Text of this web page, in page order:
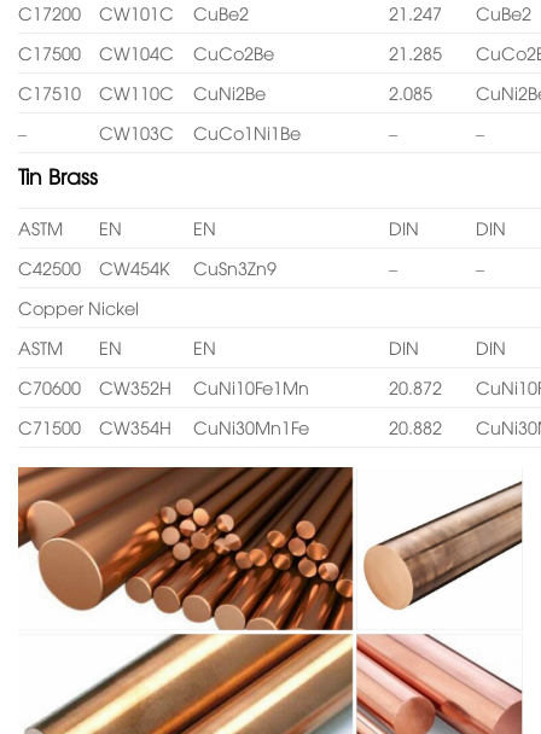
C17200
CW101C CuBe2 21.247
CuBe2
C17500
CW104C CuCo2Be 21.285
C17510
CW110C CuNi2Be 2.085
–
CW103C CuCo1Ni1Be – –
Tin Brass
ASTM EN EN DIN
DIN
C42500
CW454K CuSn3Zn9 –
–
Copper Nickel
ASTM
EN EN DIN
DIN
C70600
CW352H CuNi10Fe1Mn 20.872
C71500
CW354H CuNi30Mn1Fe 20.882